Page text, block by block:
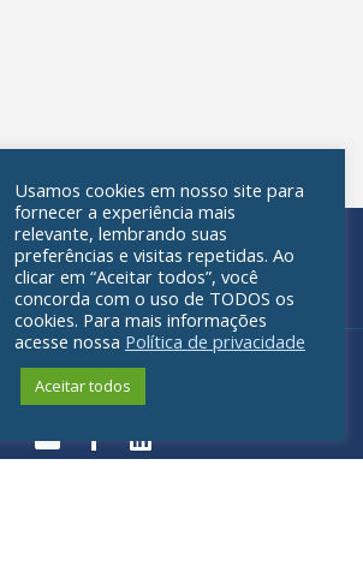
Política de privacidade
Usamos cookies em nosso site para
fornecer a experiência mais
relevante, lembrando suas
preferências e visitas repetidas. Ao
clicar em “Aceitar todos”, você
concorda com o uso de TODOS os
cookies. Para mais informações
acesse nossa Política de privacidade
Aceitar todos